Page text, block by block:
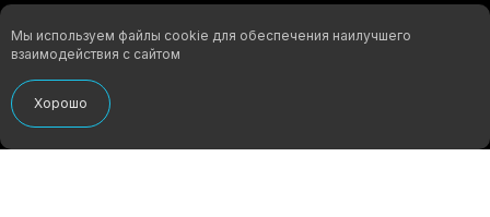
Мы используем файлы cookie для обеспечения наилучшего
взаимодействия с сайтом
Хорошо